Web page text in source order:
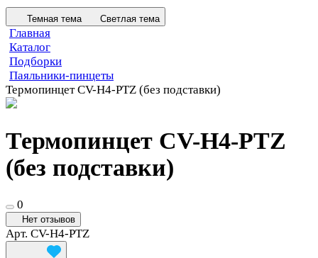
Темная тема Светлая тема
Главная
Каталог
Подборки
Паяльники-пинцеты
Термопинцет CV-H4-PTZ (без подставки)
Термопинцет CV-H4-PTZ
(без подставки)
0
Нет отзывов
Арт. CV-H4-PTZ